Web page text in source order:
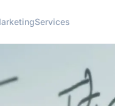
Services